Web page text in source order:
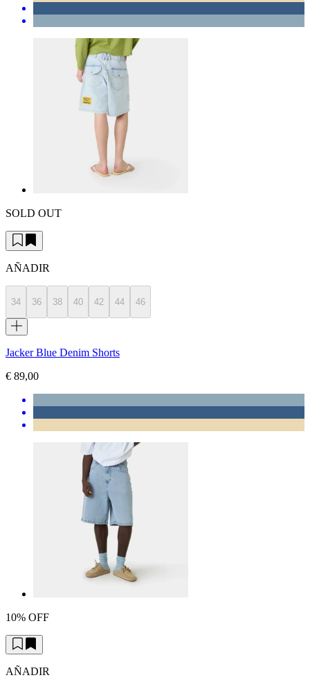
SOLD OUT
AÑADIR
34 36 38 40 42 44 46
Jacker Blue Denim Shorts
€ 89,00
10% OFF
AÑADIR